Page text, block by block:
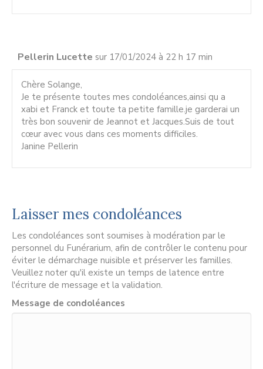
Pellerin Lucette sur 17/01/2024 à 22 h 17 min
Chère Solange,
Je te présente toutes mes condoléances,ainsi qu a
xabi et Franck et toute ta petite famille.je garderai un
très bon souvenir de Jeannot et Jacques.Suis de tout
cœur avec vous dans ces moments difficiles.
Janine Pellerin
Laisser mes condoléances
Les condoléances sont soumises à modération par le
personnel du Funérarium, afin de contrôler le contenu pour
éviter le démarchage nuisible et préserver les familles.
Veuillez noter qu'il existe un temps de latence entre
l'écriture de message et la validation.
Message de condoléances